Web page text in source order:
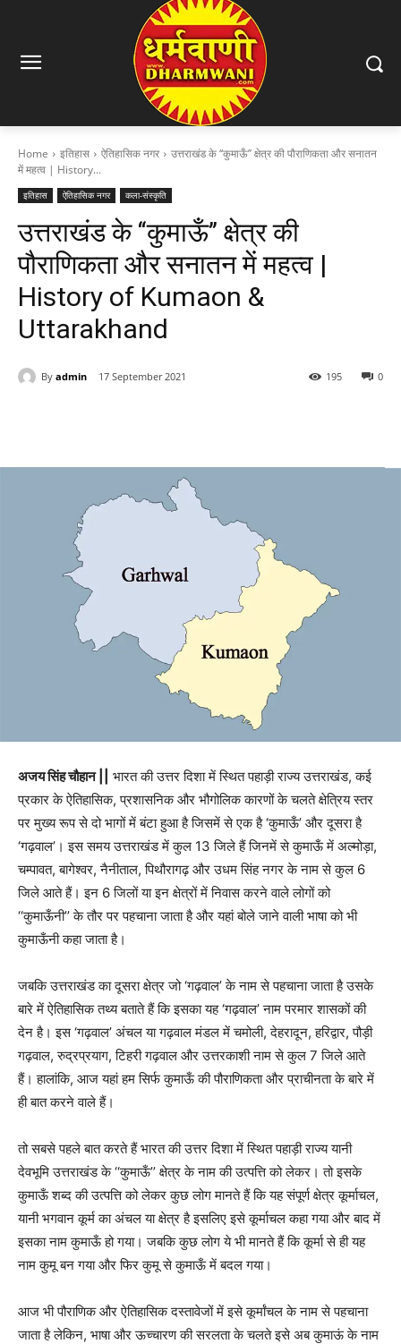
Home इतिहास ऐतिहासिक नगर
उत्तराखंड के ‘‘कुमाऊँ’’ क्षेत्र की पौराणिकता और सनातन
में महत्व | History...
इतिहास ऐतिहासिक नगर कला-संस्कृति
उत्तराखंड के ‘‘कुमाऊँ’’ क्षेत्र की
पौराणिकता और सनातन में महत्व |
History of Kumaon &
Uttarakhand
By admin 17 September 2021 0
195
अजय सिंह चौहान ||
भारत की उत्तर दिशा में स्थित पहाड़ी राज्य उत्तराखंड, कई
प्रकार के ऐतिहासिक, प्रशासनिक और भौगोलिक कारणों के चलते क्षेत्रिय स्तर
पर मुख्य रूप से दो भागों में बंटा हुआ है जिसमें से एक है ‘कुमाऊँ’ और दूसरा है
‘गढ़वाल’। इस समय उत्तराखंड में कुल 13 जिले हैं जिनमें से कुमाऊँ में अल्मोड़ा,
चम्पावत, बागेश्वर, नैनीताल, पिथौरागढ़ और उधम सिंह नगर के नाम से कुल 6
जिले आते हैं। इन 6 जिलों या इन क्षेत्रों में निवास करने वाले लोगों को
‘‘कुमाऊँनी’’ के तौर पर पहचाना जाता है और यहां बोले जाने वाली भाषा को भी
कुमाऊँनी कहा जाता है।
जबकि उत्तराखंड का दूसरा क्षेत्र जो ‘गढ़वाल’ के नाम से पहचाना जाता है उसके
बारे में ऐतिहासिक तथ्य बताते हैं कि इसका यह ‘गढ़वाल’ नाम परमार शासकों की
देन है। इस ‘गढ़वाल’ अंचल या गढ़वाल मंडल में चमोली, देहरादून, हरिद्वार, पौड़ी
गढ़वाल, रुद्रप्रयाग, टिहरी गढ़वाल और उत्तरकाशी नाम से कुल 7 जिले आते
हैं। हालांकि, आज यहां हम सिर्फ कुमाऊँ की पौराणिकता और प्राचीनता के बारे में
ही बात करने वाले हैं।
तो सबसे पहले बात करते हैं भारत की उत्तर दिशा में स्थित पहाड़ी राज्य यानी
देवभूमि उत्तराखंड के ‘‘कुमाऊँ’’ क्षेत्र के नाम की उत्पत्ति को लेकर। तो इसके
कुमाऊँ शब्द की उत्पत्ति को लेकर कुछ लोग मानते हैं कि यह संपूर्ण क्षेत्र कूर्माचल,
यानी भगवान कूर्म का अंचल या क्षेत्र है इसलिए इसे कूर्माचल कहा गया और बाद में
इसका नाम कुमाऊँ हो गया। जबकि कुछ लोग ये भी मानते हैं कि कूर्मा से ही यह
नाम कुमू बन गया और फिर कुमू से कुमाऊँ में बदल गया।
आज भी पौराणिक और ऐतिहासिक दस्तावेजों में इसे कूर्मांचल के नाम से पहचाना
जाता है लेकिन, भाषा और ऊच्चारण की सरलता के चलते इसे अब कुमाऊं के नाम